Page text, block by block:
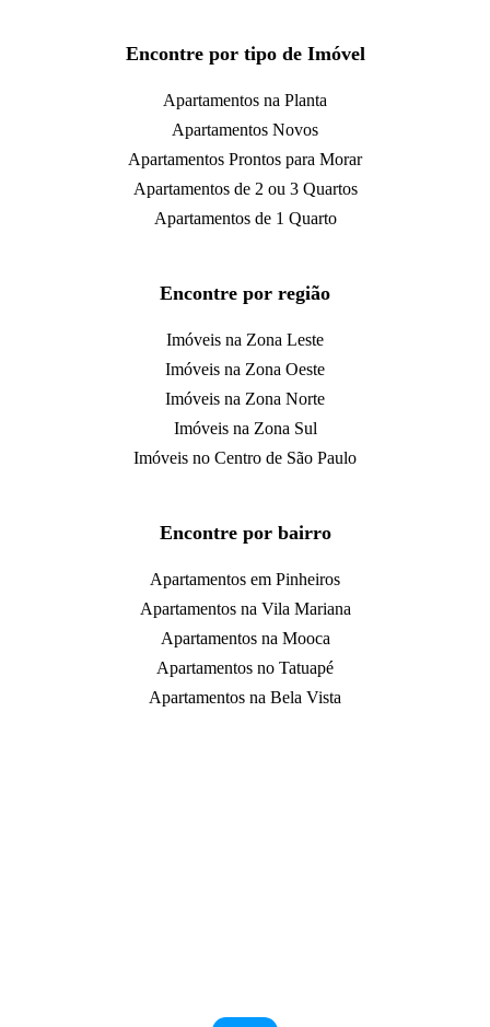
Encontre por tipo de Imóvel
Apartamentos na Planta
Apartamentos Novos
Apartamentos Prontos para Morar
Apartamentos de 2 ou 3 Quartos
Apartamentos de 1 Quarto
Encontre por região
Imóveis na Zona Leste
Imóveis na Zona Oeste
Imóveis na Zona Norte
Imóveis na Zona Sul
Imóveis no Centro de São Paulo
Encontre por bairro
Apartamentos em Pinheiros
Apartamentos na Vila Mariana
Apartamentos na Mooca
Apartamentos no Tatuapé
Apartamentos na Bela Vista